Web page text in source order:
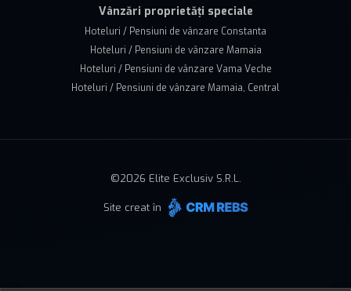
Vânzări proprietăți speciale
Hoteluri / Pensiuni de vânzare Constanta
Hoteluri / Pensiuni de vânzare Mamaia
Hoteluri / Pensiuni de vânzare Vama Veche
Hoteluri / Pensiuni de vânzare Mamaia, Central
©2026 Elite Exclusiv S.R.L.
Site creat în